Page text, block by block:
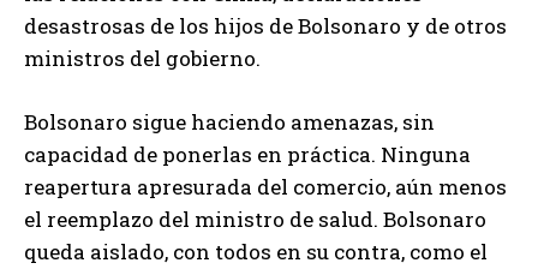
desastrosas de los hijos de Bolsonaro y de otros
ministros del gobierno.
Bolsonaro sigue haciendo amenazas, sin
capacidad de ponerlas en práctica. Ninguna
reapertura apresurada del comercio, aún menos
el reemplazo del ministro de salud. Bolsonaro
queda aislado, con todos en su contra, como el